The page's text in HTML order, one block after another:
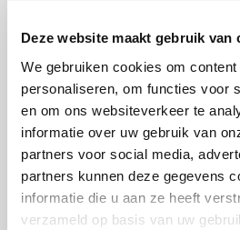
Deze website maakt gebruik van
We gebruiken cookies om
personaliseren, om functies voor
en om ons websiteverkeer te
informatie over uw gebruik van
partners voor social media,
partners kunnen deze gegevens
informatie die u aan ze heeft
verzameld op basis van uw
Bel me:+31 6 38 77 59 89
of mail me:
voor een vrijblijvend gesprek.